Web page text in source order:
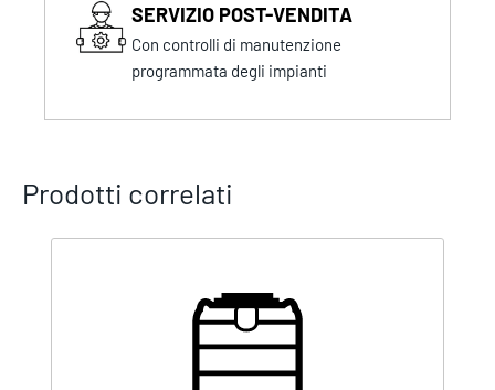
SERVIZIO POST-VENDITA
Con controlli di manutenzione
programmata degli impianti
Prodotti correlati